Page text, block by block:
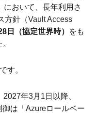
において、長年利用さ
方針（Vault Access
日（協定世界時）
をも
す。
2027年3月1日以降、
は「Azureロールベー